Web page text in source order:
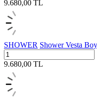
9.680,00 TL
SHOWER Shower Vesta
9.680,00 TL